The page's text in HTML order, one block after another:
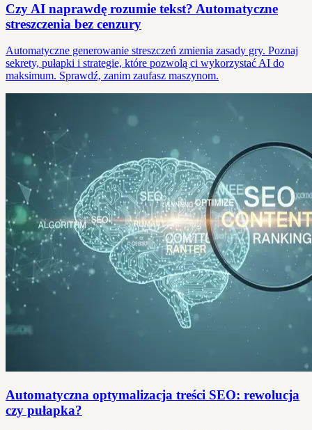
Czy AI naprawdę rozumie tekst? Automatyczne
streszczenia bez cenzury
Automatyczne generowanie streszczeń zmienia zasady gry. Poznaj
sekrety, pułapki i strategie, które pozwolą ci wykorzystać AI do
maksimum. Sprawdź, zanim zaufasz maszynom.
Automatyczna optymalizacja treści SEO: rewolucja
czy pułapka?